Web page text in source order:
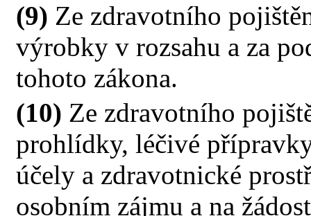
(9) Ze zdravotního
výrobky v rozsahu a za
tohoto zákona.
(10) Ze zdravotního
prohlídky, léčivé
účely a zdravotnické
osobním zájmu a na